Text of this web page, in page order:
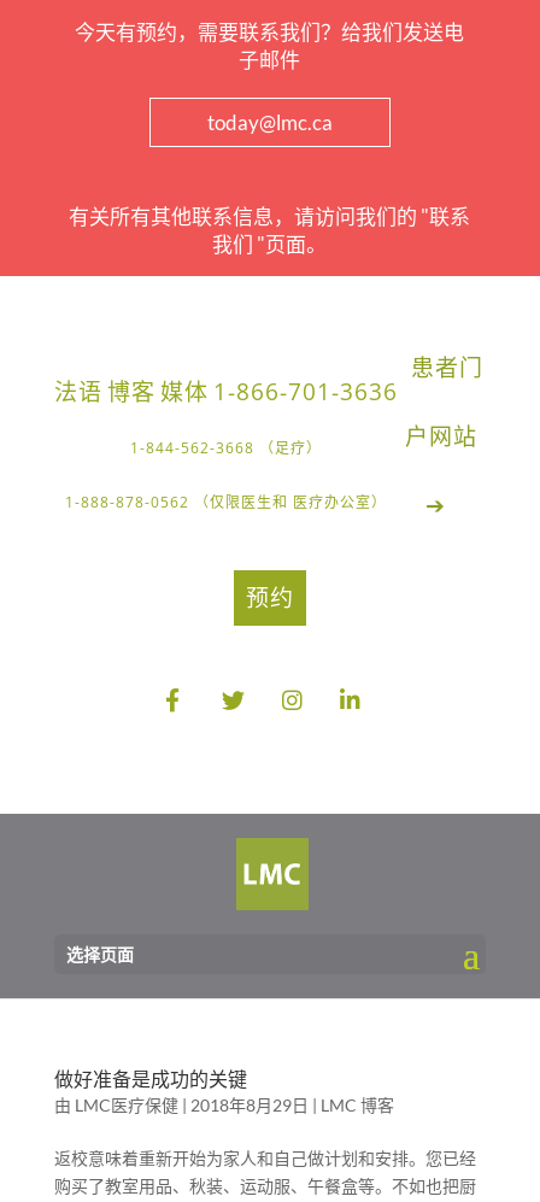
今天有预约，需要联系我们？给我们发送电
子邮件
today@lmc.ca
有关所有其他联系信息，请访问我们的 "联系
我们 "页面。
法语博客 媒体 1-866-701-3636
1-844-562-3668 （足疗）
1-888-878-0562 （仅限医生和 医疗办公室）
患者门
户网站
➔
预约
选择页面
做好准备是成功的关键
由 LMC医疗保健| 2018年8月29日 | LMC 博客
返校意味着重新开始为家人和自己做计划和安排。您已经
购买了教室用品、秋装、运动服、午餐盒等。不如也把厨